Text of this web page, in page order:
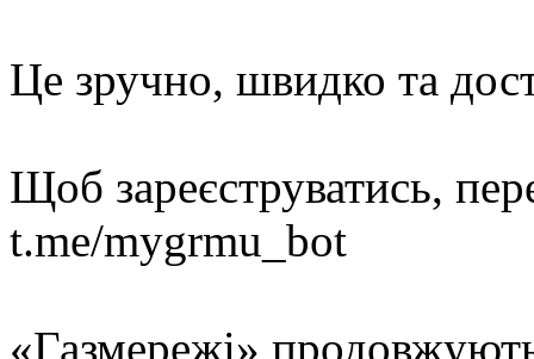
Це зручно, швидко та
Щоб зареєструватись,
t.me/mygrmu_bot
«Газмережі»